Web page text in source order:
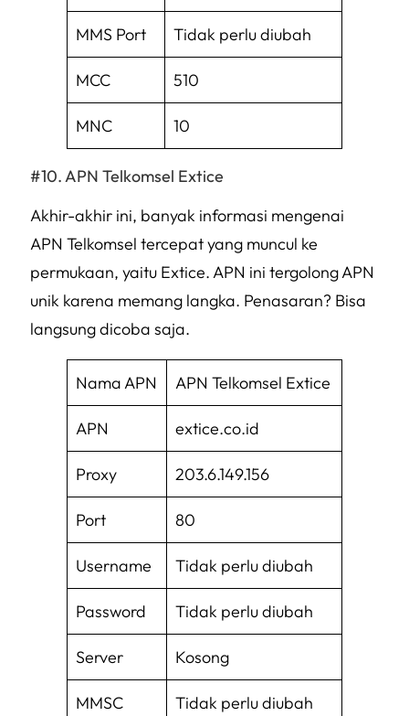
MMS Port Tidak perlu diubah
MCC 510
MNC 10
APN Telkomsel Extice
Akhir-akhir ini, banyak informasi mengenai
APN Telkomsel tercepat yang muncul ke
permukaan, yaitu Extice. APN ini tergolong APN
unik karena memang langka. Penasaran? Bisa
langsung dicoba saja.
Nama APN APN Telkomsel Extice
APN extice.co.id
Proxy 203.6.149.156
Port 80
Username Tidak perlu diubah
Password Tidak perlu diubah
Server Kosong
MMSC Tidak perlu diubah